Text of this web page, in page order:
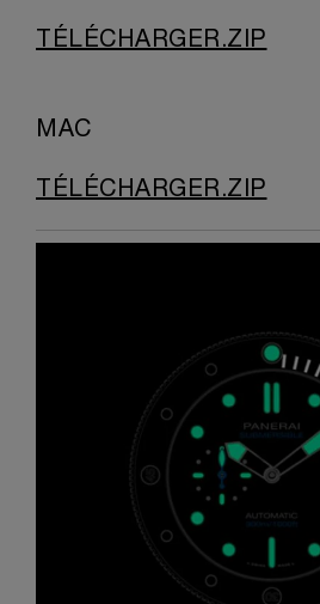
TÉLÉCHARGER.ZIP
MAC
TÉLÉCHARGER.ZIP